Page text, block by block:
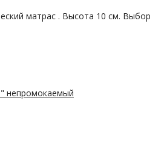
матрас . Высота 10 см. Выбор
непромокаемый